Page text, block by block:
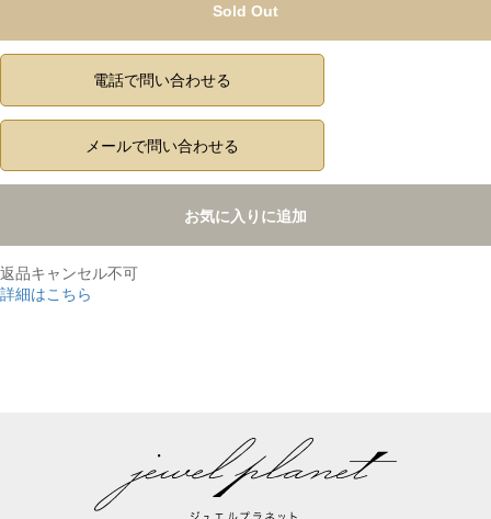
Sold Out
電話で問い合わせる
メールで問い合わせる
お気に入りに追加
返品キャンセル不可
詳細はこちら